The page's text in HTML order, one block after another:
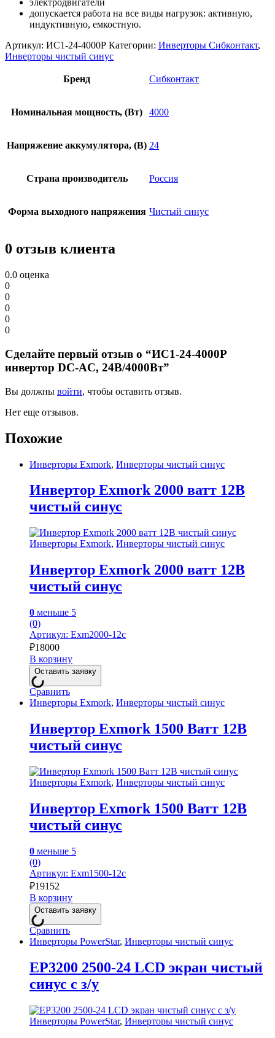
допускается работа на все виды нагрузок: активную,
индуктивную, емкостную.
Артикул: ИС1-24-4000Р Категории: Инверторы Сибконтакт,
Инверторы чистый синус
Бренд Сибконтакт
Номинальная мощность, (Вт) 4000
Напряжение аккумулятора, (В) 24
Страна производитель Россия
Форма выходного напряжения Чистый синус
0 отзыв клиента
0.0 оценка
0
0
0
0
0
Сделайте первый отзыв о “ИС1-24-4000Р
инвертор DC-AC, 24В/4000Вт”
Вы должны войти, чтобы оставить отзыв.
Нет еще отзывов.
Похожие
Инверторы Exmork, Инверторы чистый синус
Инвертор Exmork 2000 ватт 12В
чистый синус
Инверторы Exmork, Инверторы чистый синус
Инвертор Exmork 2000 ватт 12В
чистый синус
0 меньше 5
(0)
Артикул: Exm2000-12с
₽18000
В корзину
Оставить заявку
Сравнить
Инверторы Exmork, Инверторы чистый синус
Инвертор Exmork 1500 Ватт 12В
чистый синус
Инверторы Exmork, Инверторы чистый синус
Инвертор Exmork 1500 Ватт 12В
чистый синус
0 меньше 5
(0)
Артикул: Exm1500-12с
₽19152
В корзину
Оставить заявку
Сравнить
Инверторы PowerStar, Инверторы чистый синус
EP3200 2500-24 LCD экран чистый
синус с з/у
Инверторы PowerStar, Инверторы чистый синус